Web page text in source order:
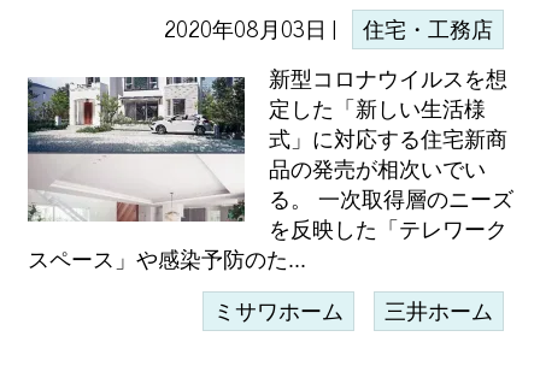
2020年08月03日 | 住宅・工務店
新型コロナウイルスを想
定した「新しい生活様
式」に対応する住宅新商
品の発売が相次いでい
る。 一次取得層のニーズ
を反映した「テレワーク
スペース」や感染予防のた...
ミサワホーム 三井ホーム